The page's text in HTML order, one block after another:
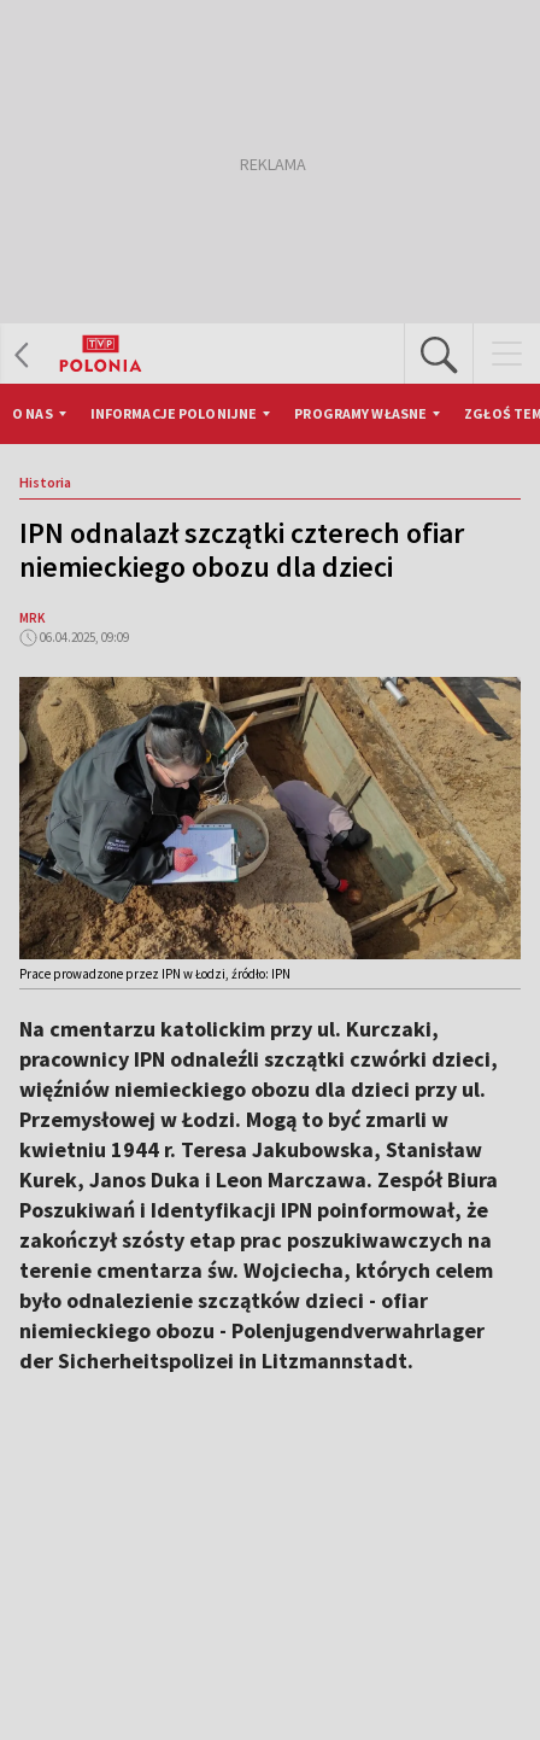
O NAS INFORMACJE POLONIJNE PROGRAMY WŁASNE ZGŁOŚ
Historia
IPN odnalazł szczątki czterech ofiar
niemieckiego obozu dla dzieci
MRK
06.04.2025, 09:09
Prace prowadzone przez IPN w Łodzi, źródło: IPN
Na cmentarzu katolickim przy ul. Kurczaki,
pracownicy IPN odnaleźli szczątki czwórki dzieci,
więźniów niemieckiego obozu dla dzieci przy ul.
Przemysłowej w Łodzi. Mogą to być zmarli w
kwietniu 1944 r. Teresa Jakubowska, Stanisław
Kurek, Janos Duka i Leon Marczawa. Zespół Biura
Poszukiwań i Identyfikacji IPN poinformował, że
zakończył szósty etap prac poszukiwawczych na
terenie cmentarza św. Wojciecha, których celem
było odnalezienie szczątków dzieci - ofiar
niemieckiego obozu - Polenjugendverwahrlager
der Sicherheitspolizei in Litzmannstadt.